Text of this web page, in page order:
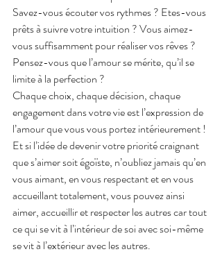
Savez-vous écouter vos rythmes ? Etes-vous
prêts à suivre votre intuition ? Vous aimez-
vous suffisamment pour réaliser vos rêves ?
Pensez-vous que l’amour se mérite, qu’il se
limite à la perfection ?
Chaque choix, chaque décision, chaque
engagement dans votre vie est l’expression de
l’amour que vous vous portez intérieurement !
Et si l’idée de devenir votre priorité craignant
que s’aimer soit égoïste, n’oubliez jamais qu’en
vous aimant, en vous respectant et en vous
accueillant totalement, vous pouvez ainsi
aimer, accueillir et respecter les autres car tout
ce qui se vit à l’intérieur de soi avec soi-même
se vit à l’extérieur avec les autres.